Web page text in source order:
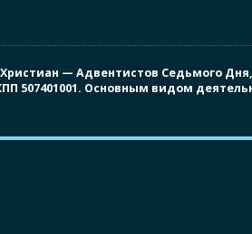
— Адвентистов Седьмого
507401001. Основным видом